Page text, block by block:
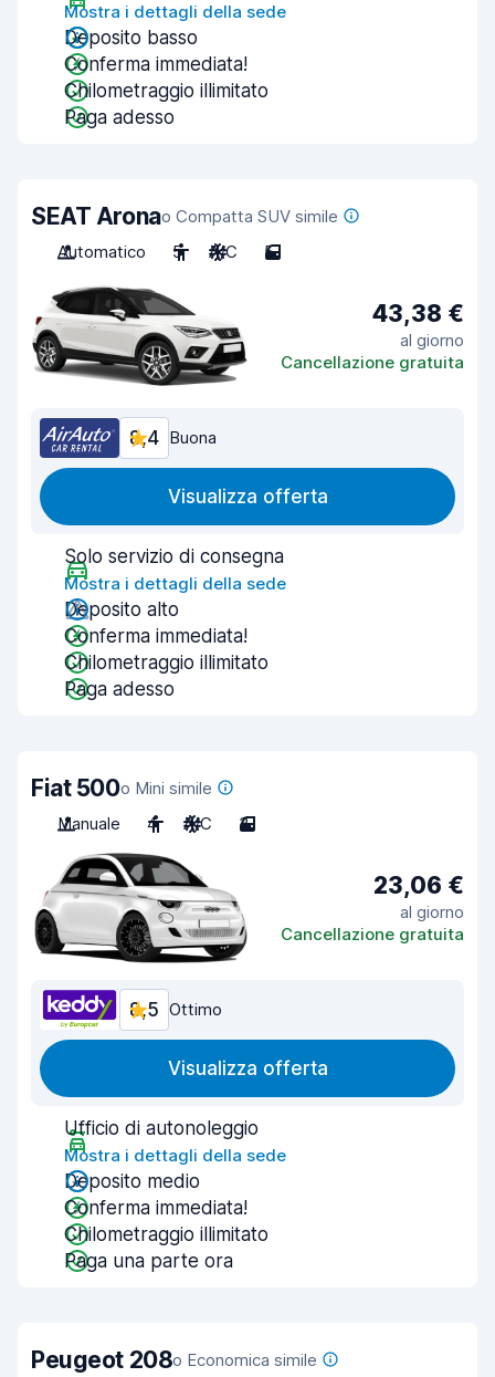
Mostra i dettagli della sede
Deposito basso
Conferma immediata!
Chilometraggio illimitato
Paga adesso
SEAT Aronao Compatta SUV simile
Automatico
5 A/C 5
43,38 €
al giorno
Cancellazione gratuita
8,4 Buona
Visualizza offerta
Solo servizio di consegna
Mostra i dettagli della sede
Deposito alto
Conferma immediata!
Chilometraggio illimitato
Paga adesso
Fiat 500o Mini simile
Manuale
4 A/C 3
23,06 €
al giorno
Cancellazione gratuita
8,5 Ottimo
Visualizza offerta
Ufficio di autonoleggio
Mostra i dettagli della sede
Deposito medio
Conferma immediata!
Chilometraggio illimitato
Paga una parte ora
Peugeot 208o Economica simile